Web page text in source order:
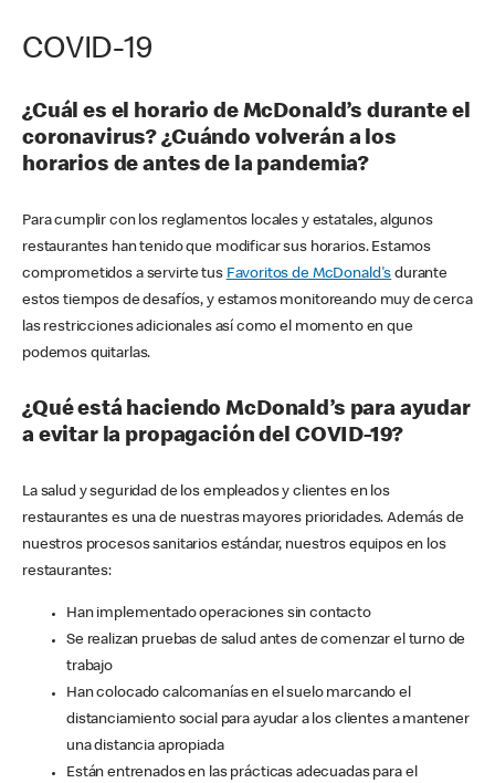
COVID-19
¿Cuál es el horario de McDonald’s durante el
coronavirus? ¿Cuándo volverán a los
horarios de antes de la pandemia?
Para cumplir con los reglamentos locales y estatales, algunos
restaurantes han tenido que modificar sus horarios. Estamos
comprometidos a servirte tus Favoritos de McDonald's durante
estos tiempos de desafíos, y estamos monitoreando muy de cerca
las restricciones adicionales así como el momento en que
podemos quitarlas.
¿Qué está haciendo McDonald’s para ayudar
a evitar la propagación del COVID-19?
La salud y seguridad de los empleados y clientes en los
restaurantes es una de nuestras mayores prioridades. Además de
nuestros procesos sanitarios estándar, nuestros equipos en los
restaurantes:
Han implementado operaciones sin contacto
Se realizan pruebas de salud antes de comenzar el turno de
trabajo
Han colocado calcomanías en el suelo marcando el
distanciamiento social para ayudar a los clientes a mantener
una distancia apropiada
Están entrenados en las prácticas adecuadas para el